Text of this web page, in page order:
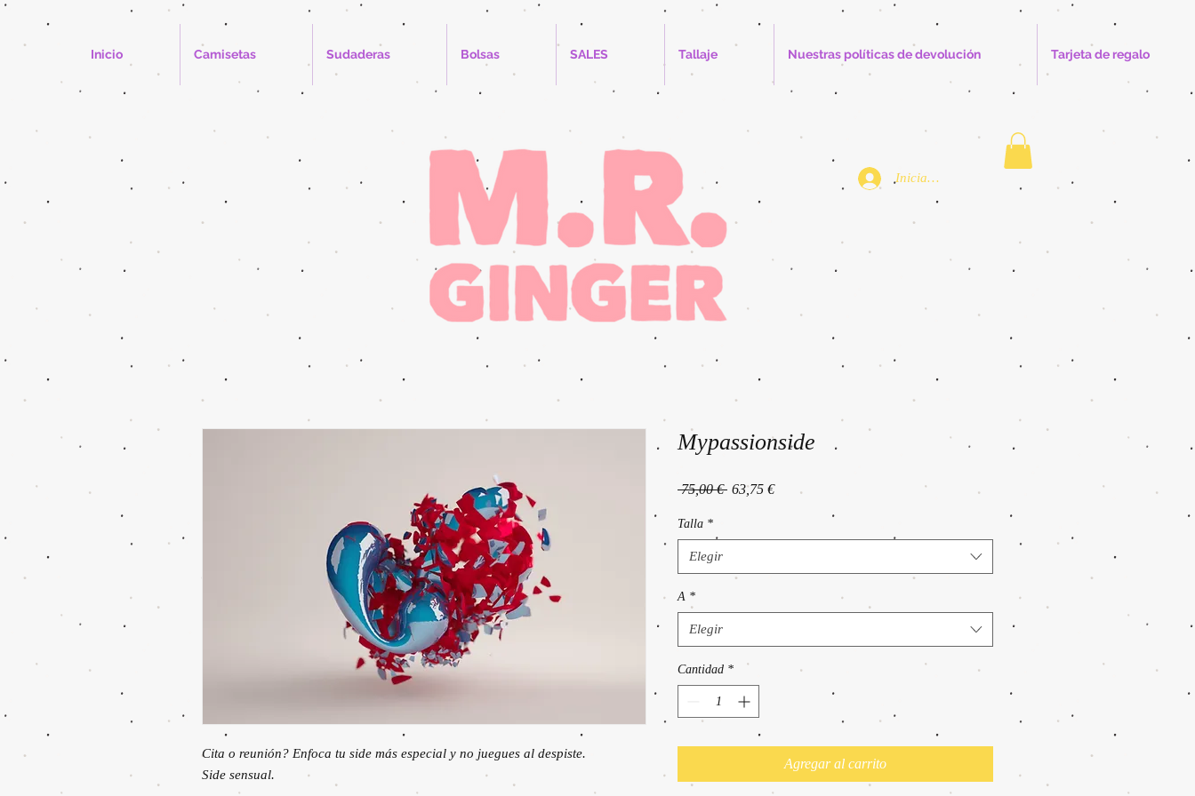
Inicio Camisetas Sudaderas Bolsas SALES Tallaje Nuestras políticas de devolución Tarjeta de regalo
Iniciar sesión
Cita o reunión? Enfoca tu side más especial y no juegues al despiste.
Side sensual.
Mypassionside
75,00 € Precio
63,75 €Precio
Talla *
Elegir
A *
Elegir
Cantidad *
Agregar al carrito